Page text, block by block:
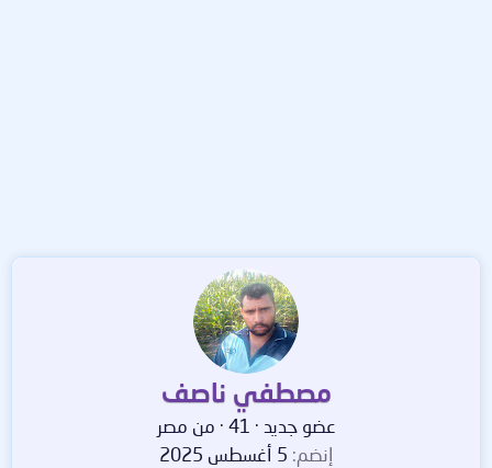
مصطفي ناصف
عضو جديد ·
· من مصر
إنضم 5 أغسطس 2025